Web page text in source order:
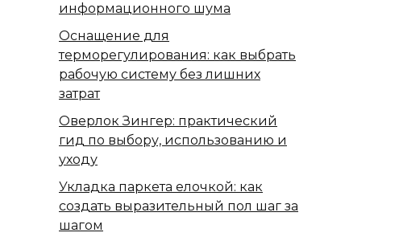
информационного шума
Оснащение для
терморегулирования: как выбрать
рабочую систему без лишних
затрат
Оверлок Зингер: практический
гид по выбору, использованию и
уходу
Укладка паркета елочкой: как
создать выразительный пол шаг за
шагом